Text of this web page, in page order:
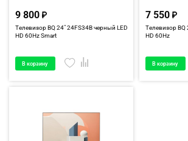
9 800
Телевизор BQ 24" 24FS34B черный LED
HD 60Hz Smart
В корзину
7 550
Телевизор BQ
HD 60Hz
В корзину